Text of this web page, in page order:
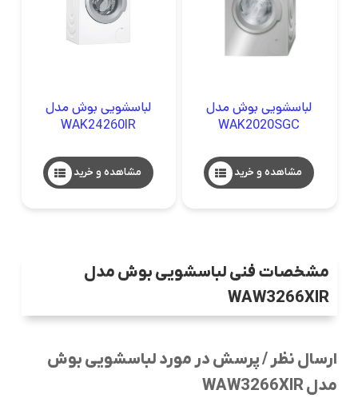
لباسشویی بوش مدل
WAK2020SGC
مشاهده و خرید
لباسشویی بوش مدل
WAK24260IR
مشاهده و خرید
مشخصات فنی لباسشویی بوش مدل
WAW3266XIR
ارسال نظر / پرسش در مورد لباسشویی بوش
مدل WAW3266XIR